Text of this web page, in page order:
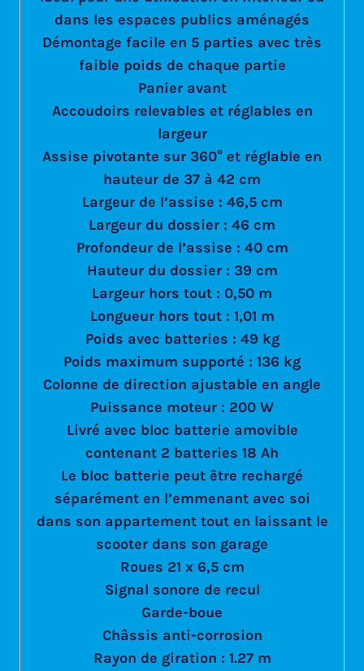
dans les espaces publics aménagés
Démontage facile en 5 parties avec très
faible poids de chaque partie
Panier avant
Accoudoirs relevables et réglables en
largeur
Assise pivotante sur 360° et réglable en
hauteur de 37 à 42 cm
Largeur de l’assise : 46,5 cm
Largeur du dossier : 46 cm
Profondeur de l’assise : 40 cm
Hauteur du dossier : 39 cm
Largeur hors tout : 0,50 m
Longueur hors tout : 1,01 m
Poids avec batteries : 49 kg
Poids maximum supporté : 136 kg
Colonne de direction ajustable en angle
Puissance moteur : 200 W
Livré avec bloc batterie amovible
contenant 2 batteries 18 Ah
Le bloc batterie peut être rechargé
séparément en l’emmenant avec soi
dans son appartement tout en laissant le
scooter dans son garage
Roues 21 x 6,5 cm
Signal sonore de recul
Garde-boue
Châssis anti-corrosion
Rayon de giration : 1.27 m